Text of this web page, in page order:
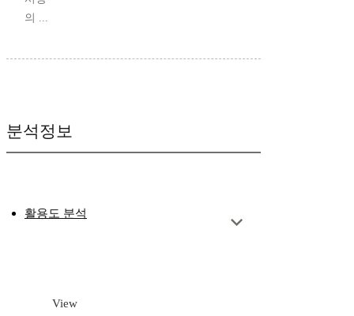
의 ...
분석정보
활용도 분석
View